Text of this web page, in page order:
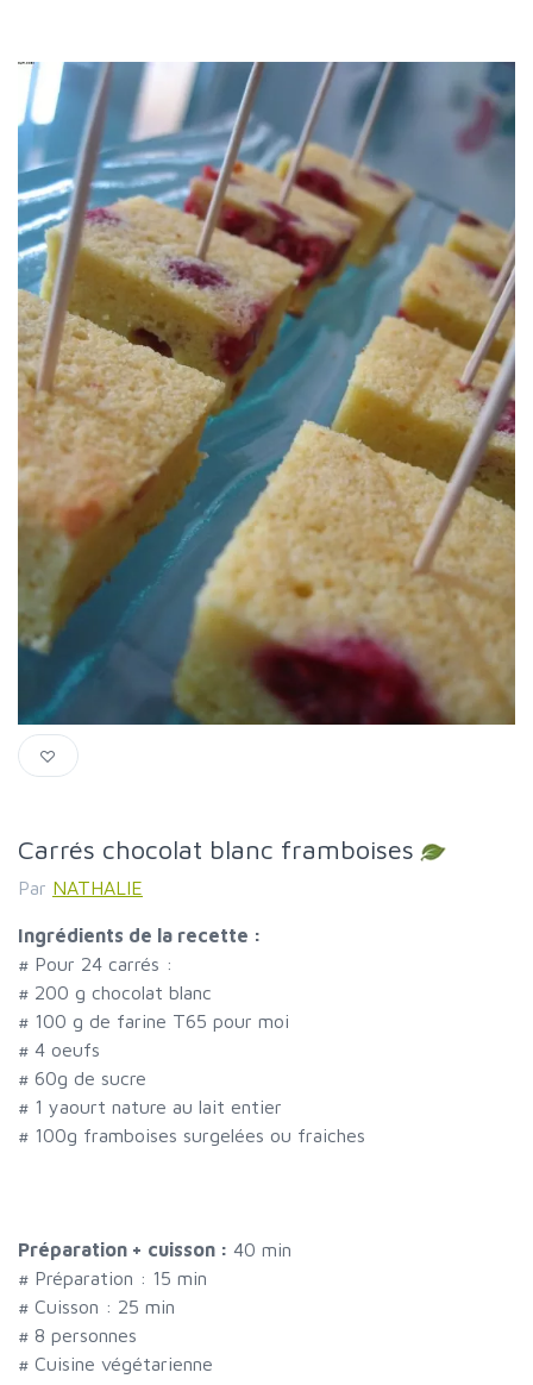
Carrés chocolat blanc framboises
Par NATHALIE
Ingrédients de la recette :
# Pour 24 carrés :
# 200 g chocolat blanc
# 100 g de farine T65 pour moi
# 4 oeufs
# 60g de sucre
# 1 yaourt nature au lait entier
# 100g framboises surgelées ou fraiches
Préparation + cuisson : 40 min
# Préparation : 15 min
# Cuisson : 25 min
# 8 personnes
# Cuisine végétarienne